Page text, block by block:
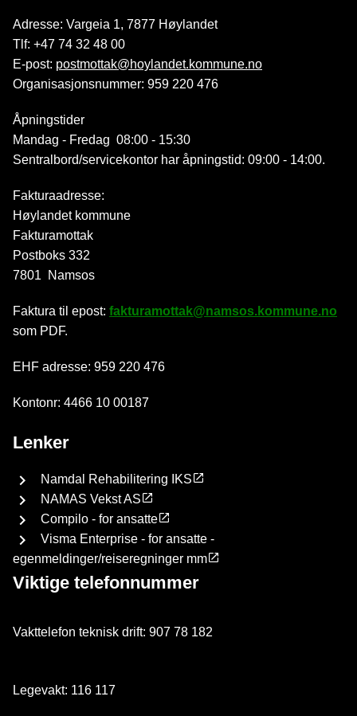
Adresse: Vargeia 1, 7877 Høylandet
Tlf: +47 74 32 48 00
E-post: postmottak@hoylandet.kommune.no
Organisasjonsnummer: 959 220 476
Åpningstider
Mandag - Fredag 08:00 - 15:30
Sentralbord/servicekontor har åpningstid: 09:00 - 14:00.
Fakturaadresse:
Høylandet kommune
Fakturamottak
Postboks 332
7801 Namsos
Faktura til epost: fakturamottak@namsos.kommune.no
som PDF.
EHF adresse: 959 220 476
Kontonr: 4466 10 00187
Lenker
Namdal Rehabilitering IKS
NAMAS Vekst AS
Compilo - for ansatte
Visma Enterprise - for ansatte -
egenmeldinger/reiseregninger mm
Viktige telefonnummer
Vakttelefon teknisk drift: 907 78 182
Legevakt: 116 117